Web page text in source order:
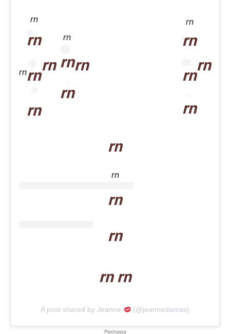
rn
rn
rn
rn
rn
rn
rn
rn
rn
rn
rn
rn
rn
rn
rn
rn
rn
rn
rn
rn rn
A post shared by Jeanne (@jeannedamas)
Реклама